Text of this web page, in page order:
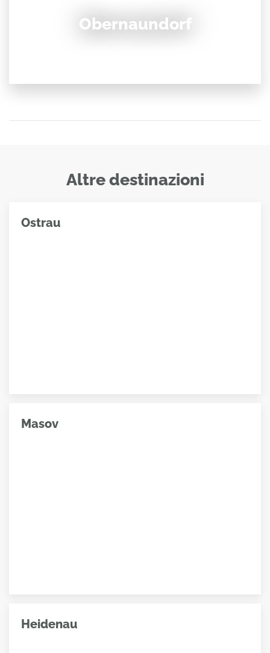
Obernaundorf
Altre destinazioni
Ostrau
Masov
Heidenau